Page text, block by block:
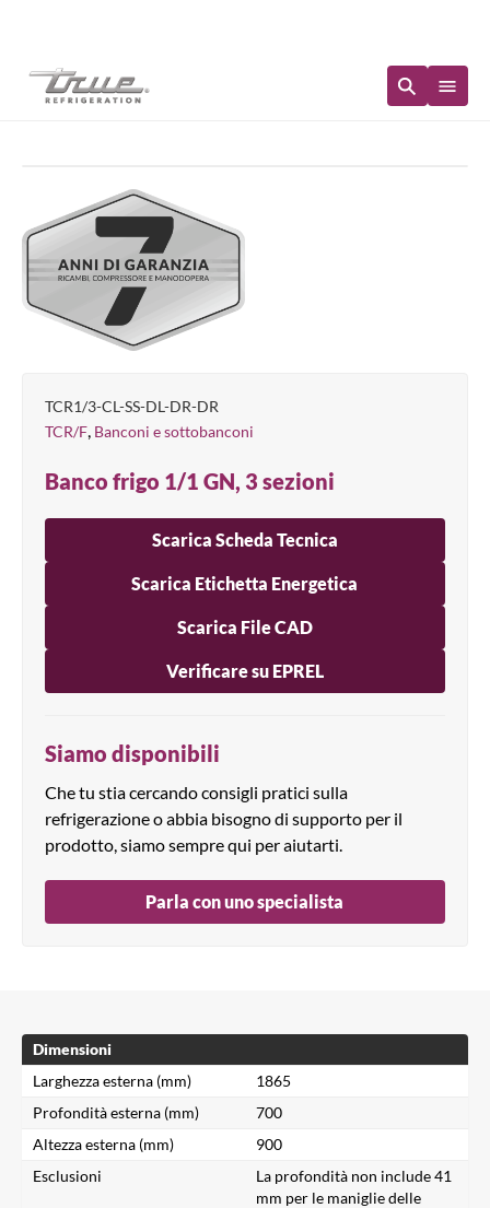
TCR1/3-CL-SS-DL-DR-DR
TCR/F Banconi e sottobanconi
Banco frigo 1/1 GN, 3 sezioni
Scarica Scheda Tecnica
Scarica Etichetta Energetica
Scarica File CAD
Verificare su EPREL
Siamo disponibili
Che tu stia cercando consigli pratici sulla
refrigerazione o abbia bisogno di supporto per il
prodotto, siamo sempre qui per aiutarti.
Parla con uno specialista
Dimensioni
Larghezza esterna (mm)
1865
Profondità esterna (mm)
700
Altezza esterna (mm)
900
Esclusioni
La profondità non include 41
mm per le maniglie delle